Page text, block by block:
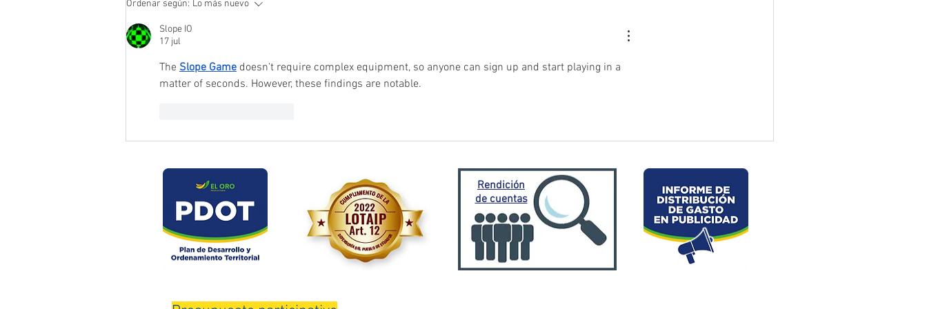
en puente del sector Playas de
Daucay
Portovelo – La Chorrera –
Morales
Ordenar según: Lo más nuevo
Slope IO
17 jul
The Slope Game doesn't require complex equipment, so anyone can sign up and start playing in a
matter of seconds. However, these findings are notable.
Rendición
de cuentas